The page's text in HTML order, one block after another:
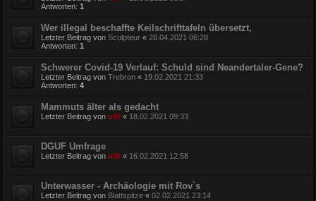
Antworten: 1
Wer illegal beschaffte Keilschrifttafeln übersetzt,
Letzter Beitrag von Sculpteur « 28.04.2021 06:28
Antworten: 1
Schwerer Covid-19 Verlauf: Schuld sind Neandertaler-Gene?
Letzter Beitrag von Trebron « 19.02.2021 21:33
Antworten: 4
Mammuts älter als gedacht
Letzter Beitrag von ulfr « 18.02.2021 09:33
DGUF Umfrage
Letzter Beitrag von ulfr « 16.02.2021 12:58
Unterwasser - Archäologie mit Rov`s
Letzter Beitrag von Blattspitze « 02.02.2021 23:14